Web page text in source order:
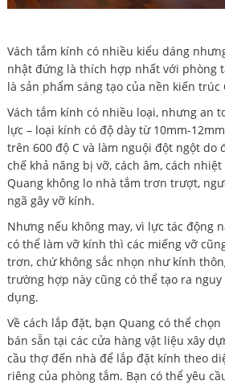
Vách tắm kính có nhiều kiểu dáng
nhật đứng là thích hợp nhất với phòng
là sản phẩm sáng tạo của nền kiến trúc
Vách tắm kính có nhiều loại, nhưng an
lực – loại kính có độ dày từ 10mm-
trên 600 độ C và làm nguội đột ngột do
chế khả năng bị vỡ, cách âm, cách
Quang không lo nhà tắm trơn trượt,
ngã gây vỡ kính.
Nhưng nếu không may, vì lực tác động
có thể làm vỡ kính thì các miếng vỡ
trơn, chứ không sắc nhọn như kính
trường hợp này cũng có thể tạo ra
dụng.
Về cách lắp đặt, bạn Quang có thể chọn
bán sẵn tại các cửa hàng vật liệu xây
cầu thợ đến nhà để lắp đặt kính theo
riêng của phòng tắm. Bạn có thể yêu